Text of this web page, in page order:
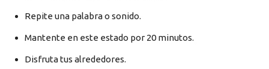
Repite una palabra o sonido.
Mantente en este estado por 20 minutos.
Disfruta tus alrededores.